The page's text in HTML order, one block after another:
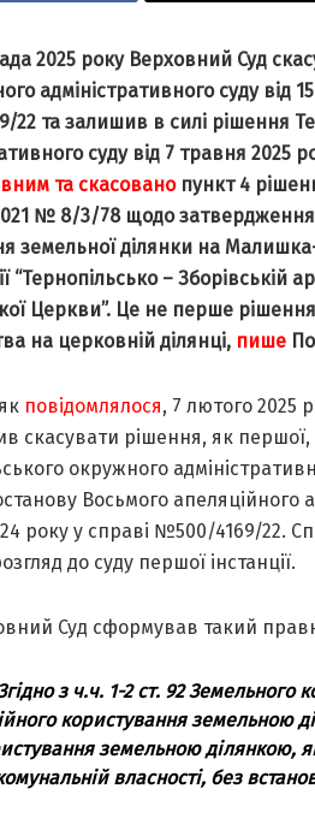
2025 року Верховний Суд
адміністративного суду від
22 та залишив в силі рішення
суду від 7 травня 2025
та скасованопункт 4
№ 8/3/78 щодо
земельної ділянки на
“Тернопільсько – Зборівській
Церкви”. Це не перше
на церковній ділянці, пише
повідомлялося, 7 лютого 2025
скасувати рішення, як першої,
окружного
Восьмого апеляційного
року у справі №500/4169/22.
до суду першої інстанції.
Суд сформував такий
з ч.ч. 1-2 ст. 92 Земельного
користування земельною
земельною ділянкою,
власності, без